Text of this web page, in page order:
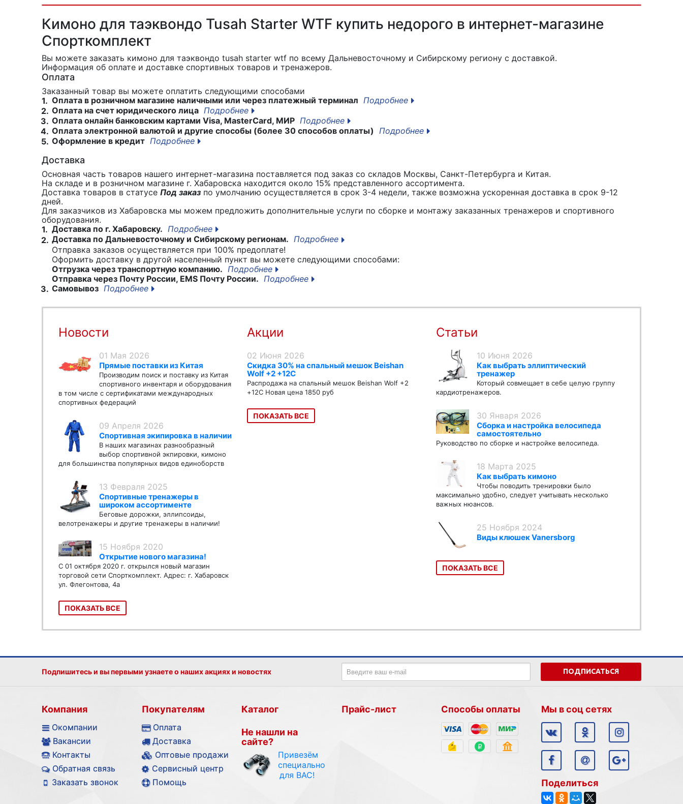
Кимоно для таэквондо Tusah Starter WTF купить недорого в интернет-магазине
Спорткомплект
Вы можете заказать кимоно для таэквондо tusah starter wtf по всему Дальневосточному и Сибирскому региону с доставкой.
Информация об оплате и доставке спортивных товаров и тренажеров.
Оплата
Заказанный товар вы можете оплатить следующими способами
1. Оплата в розничном магазине наличными или через платежный терминал Подробнее
2. Оплата на счет юридического лица Подробнее
3. Оплата онлайн банковским картами Visa, MasterCard, МИР Подробнее
4. Оплата электронной валютой и другие способы (более 30 способов оплаты)
Подробнее
5. Оформление в кредит Подробнее
Доставка
Основная часть товаров нашего интернет-магазина поставляется под заказ со складов Москвы, Санкт-Петербурга и Китая.
На складе и в розничном магазине г. Хабаровска находится около 15% представленного ассортимента.
Доставка товаров в статусе Под заказ по умолчанию осуществляется в срок 3-4 недели, также возможна ускоренная доставка в срок 9-12
дней.
Для заказчиков из Хабаровска мы можем предложить дополнительные услуги по сборке и монтажу заказанных тренажеров и спортивного
оборудования.
1. Доставка по г. Хабаровску. Подробнее
2. Доставка по Дальневосточному и Сибирскому регионам. Подробнее
Отправка заказов осуществляется при 100% предоплате!
Оформить доставку в другой населенный пункт вы можете следующими способами:
Отгрузка через транспортную компанию. Подробнее
Отправка через Почту России, EMS Почту России. Подробнее
3. Самовывоз Подробнее
Новости
01 Мая 2026
Прямые поставки из Китая
Производим поиск и поставку из Китая
спортивного инвентаря и оборудования
в том числе с сертификатами международных
спортивных федераций
09 Апреля 2026
Спортивная экипировка в наличии
В наших магазинах разнообразный
выбор спортивной экпировки, кимоно
для большинства популярных видов единоборств
13 Февраля 2025
Спортивные тренажеры в
широком ассортименте
Беговые дорожки, эллипсоиды,
велотренажеры и другие тренажеры в наличии!
15 Ноября 2020
Открытие нового магазина!
С 01 октября 2020 г. открылся новый магазин
торговой сети Спорткомплект. Адрес: г. Хабаровск
ул. Флегонтова, 4а
ПОКАЗАТЬ ВСЕ
Акции
02 Июня 2026
Скидка 30% на спальный мешок Beishan
Wolf +2 +12C
Распродажа на спальный мешок Beishan Wolf +2
+12C Новая цена 1850 руб
ПОКАЗАТЬ ВСЕ
Статьи
10 Июня 2026
Как выбрать эллиптический
тренажер
Который совмещает в себе целую группу
кардиотренажеров.
30 Января 2026
Сборка и настройка велосипеда
самостоятельно
Руководство по сборке и настройке велосипеда.
18 Марта 2025
Как выбрать кимоно
Чтобы поводить тренировки было
максимально удобно, следует учитывать несколько
важных нюансов.
25 Ноября 2024
Виды клюшек Vanersborg
ПОКАЗАТЬ ВСЕ
Подпишитесь и вы первыми узнаете о наших акциях и новостях ПОДПИСАТЬСЯ
Компания
Окомпании
Вакансии
Контакты
Обратная связь
Заказать звонок
Покупателям
Оплата
Доставка
Оптовые продажи
Сервисный центр
Помощь
Каталог
Не нашли на
сайте?
Привезём
специально
для ВАС!
Прайс-лист Способы оплаты Мы в соц сетях
Поделиться